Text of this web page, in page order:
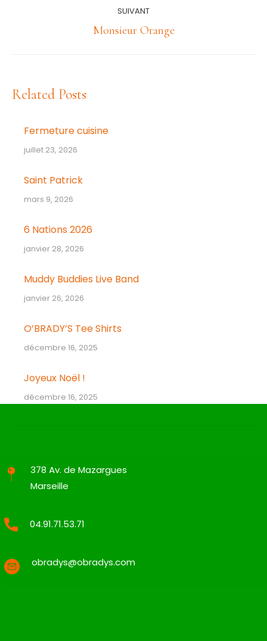
:
SUIVANT
Article
Monsieur Orange
Related Posts
Fermeture cuisine
juillet 23, 2026
Saint Patrick
mars 9, 2026
6 Nations 2026
janvier 28, 2026
Muddy Buddies Live Band
janvier 26, 2026
O’BRADY’S Tee Shirts
décembre 16, 2025
Joyeux Noël !
décembre 16, 2025
378 Av. de Mazargues
Marseille
04.91.71.53.71
obradys@obradys.com